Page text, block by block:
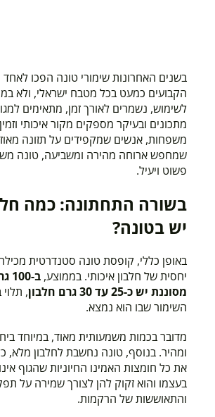
בשנים האחרונות שימורי טונה הפכו לאחד
הקבועים כמעט בכל מטבח ישראלי, ולא
לשימוש, נשמרים לאורך זמן, מתאימים
מתכונים ובעיקר מספקים מקור איכותי
משפחות, אנשים שמקפידים על תזונה
שמחפש ארוחה מהירה ומשביעה, טונה
פשוט ויעיל.
בשורה התחתונה: כמה
יש בטונה?
באופן כללי, קופסת טונה סטנדרטית
יחסית של חלבון איכותי. בממוצע,
ב-
מסוננת יש כ-25 עד 30 גרם חלבון
, תלוי
השימור שבו הוא נמצא.
מדובר בכמות משמעותית מאוד, במיוחד
ומהיר. בנוסף, טונה נחשבת לחלבון מלא,
את כל חומצות האמינו החיוניות שהגוף אינו
בעצמו והוא זקוק להן לצורך שמירה על
והתאוששות של הרקמות.